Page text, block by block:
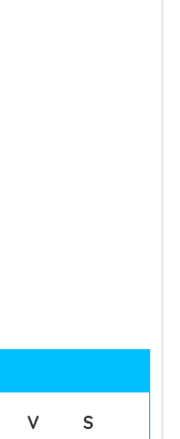
V
S